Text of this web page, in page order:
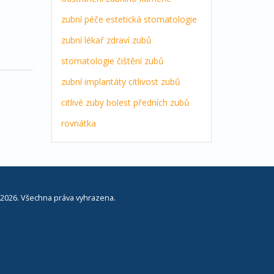
zubní péče estetická stomatologie
zubní lékař zdraví zubů
stomatologie čištění zubů
zubní implantáty citlivost zubů
citlivé zuby bolest předních zubů
rovnátka
Všechna práva vyhrazena.